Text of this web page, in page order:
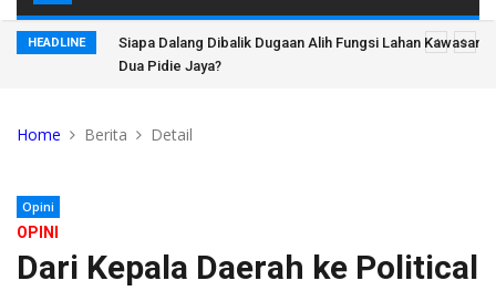
HEADLINE
Bandar
Dugaan Pencemaran Lingkungan PT Indofarm Sukses
Bertanya: Hukum Berpihak kepada Siapa?
Home Berita Detail
Opini
OPINI
Dari Kepala Daerah ke Political